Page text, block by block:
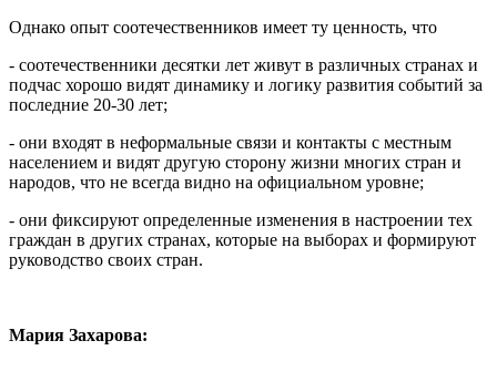
Однако опыт соотечественников имеет ту ценность, что
- соотечественники десятки лет живут в различных странах и
подчас хорошо видят динамику и логику развития событий за
последние 20-30 лет;
- они входят в неформальные связи и контакты с местным
населением и видят другую сторону жизни многих стран и
народов, что не всегда видно на официальном уровне;
- они фиксируют определенные изменения в настроении тех
граждан в других странах, которые на выборах и формируют
руководство своих стран.
Мария Захарова: